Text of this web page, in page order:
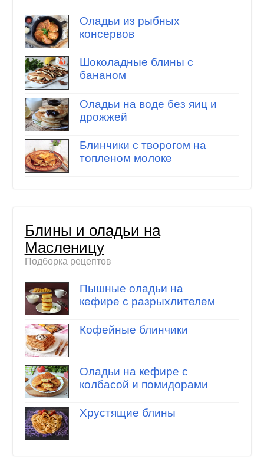
Оладьи из рыбных
консервов
Шоколадные блины с
бананом
Оладьи на воде без яиц и
дрожжей
Блинчики с творогом на
топленом молоке
Блины и оладьи на
Масленицу
Подборка рецептов
Пышные оладьи на
кефире с разрыхлителем
Кофейные блинчики
Оладьи на кефире с
колбасой и помидорами
Хрустящие блины